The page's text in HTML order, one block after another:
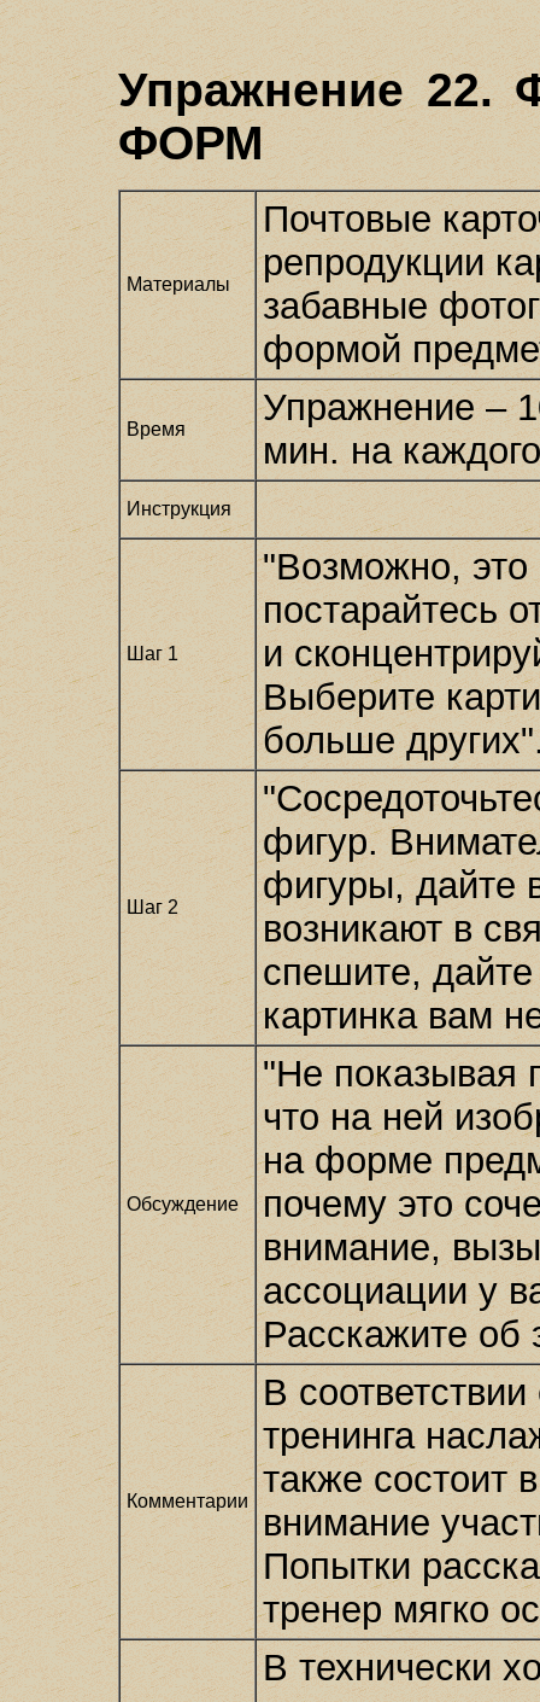
Упражнение
ФОРМ
Материалы
Почтовые
репродукции
забавные
формой
Время
Упражнение –
мин. на
Инструкция
Шаг 1
"Возможно, это
постарайтесь
и
Выберите
больше
Шаг 2
фигур.
фигуры, дайте
возникают в
спешите,
картинка вам
Обсуждение
"Не показывая
что на ней
на форме
почему это
внимание,
ассоциации у
Расскажите об
Комментарии
В
тренинга
также состоит
внимание
Попытки
тренер мягко
В технически